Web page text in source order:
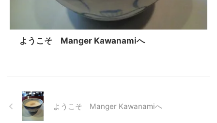
ようこそ Manger Kawanamiへ
ようこそ Manger Kawanamiへ